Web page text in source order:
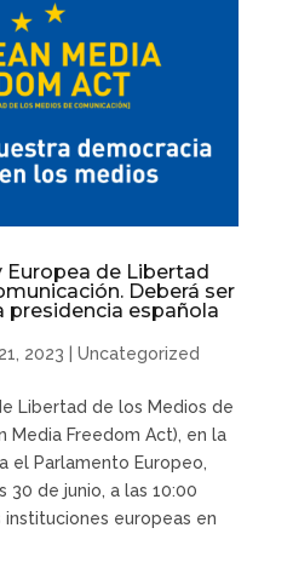
Europea de Libertad
Deberá ser
presidencia española
2023 Uncategorized
Libertad de los Medios de
Media Freedom Act), en la
el Parlamento Europeo,
30 de junio, a las 10:00
instituciones europeas en